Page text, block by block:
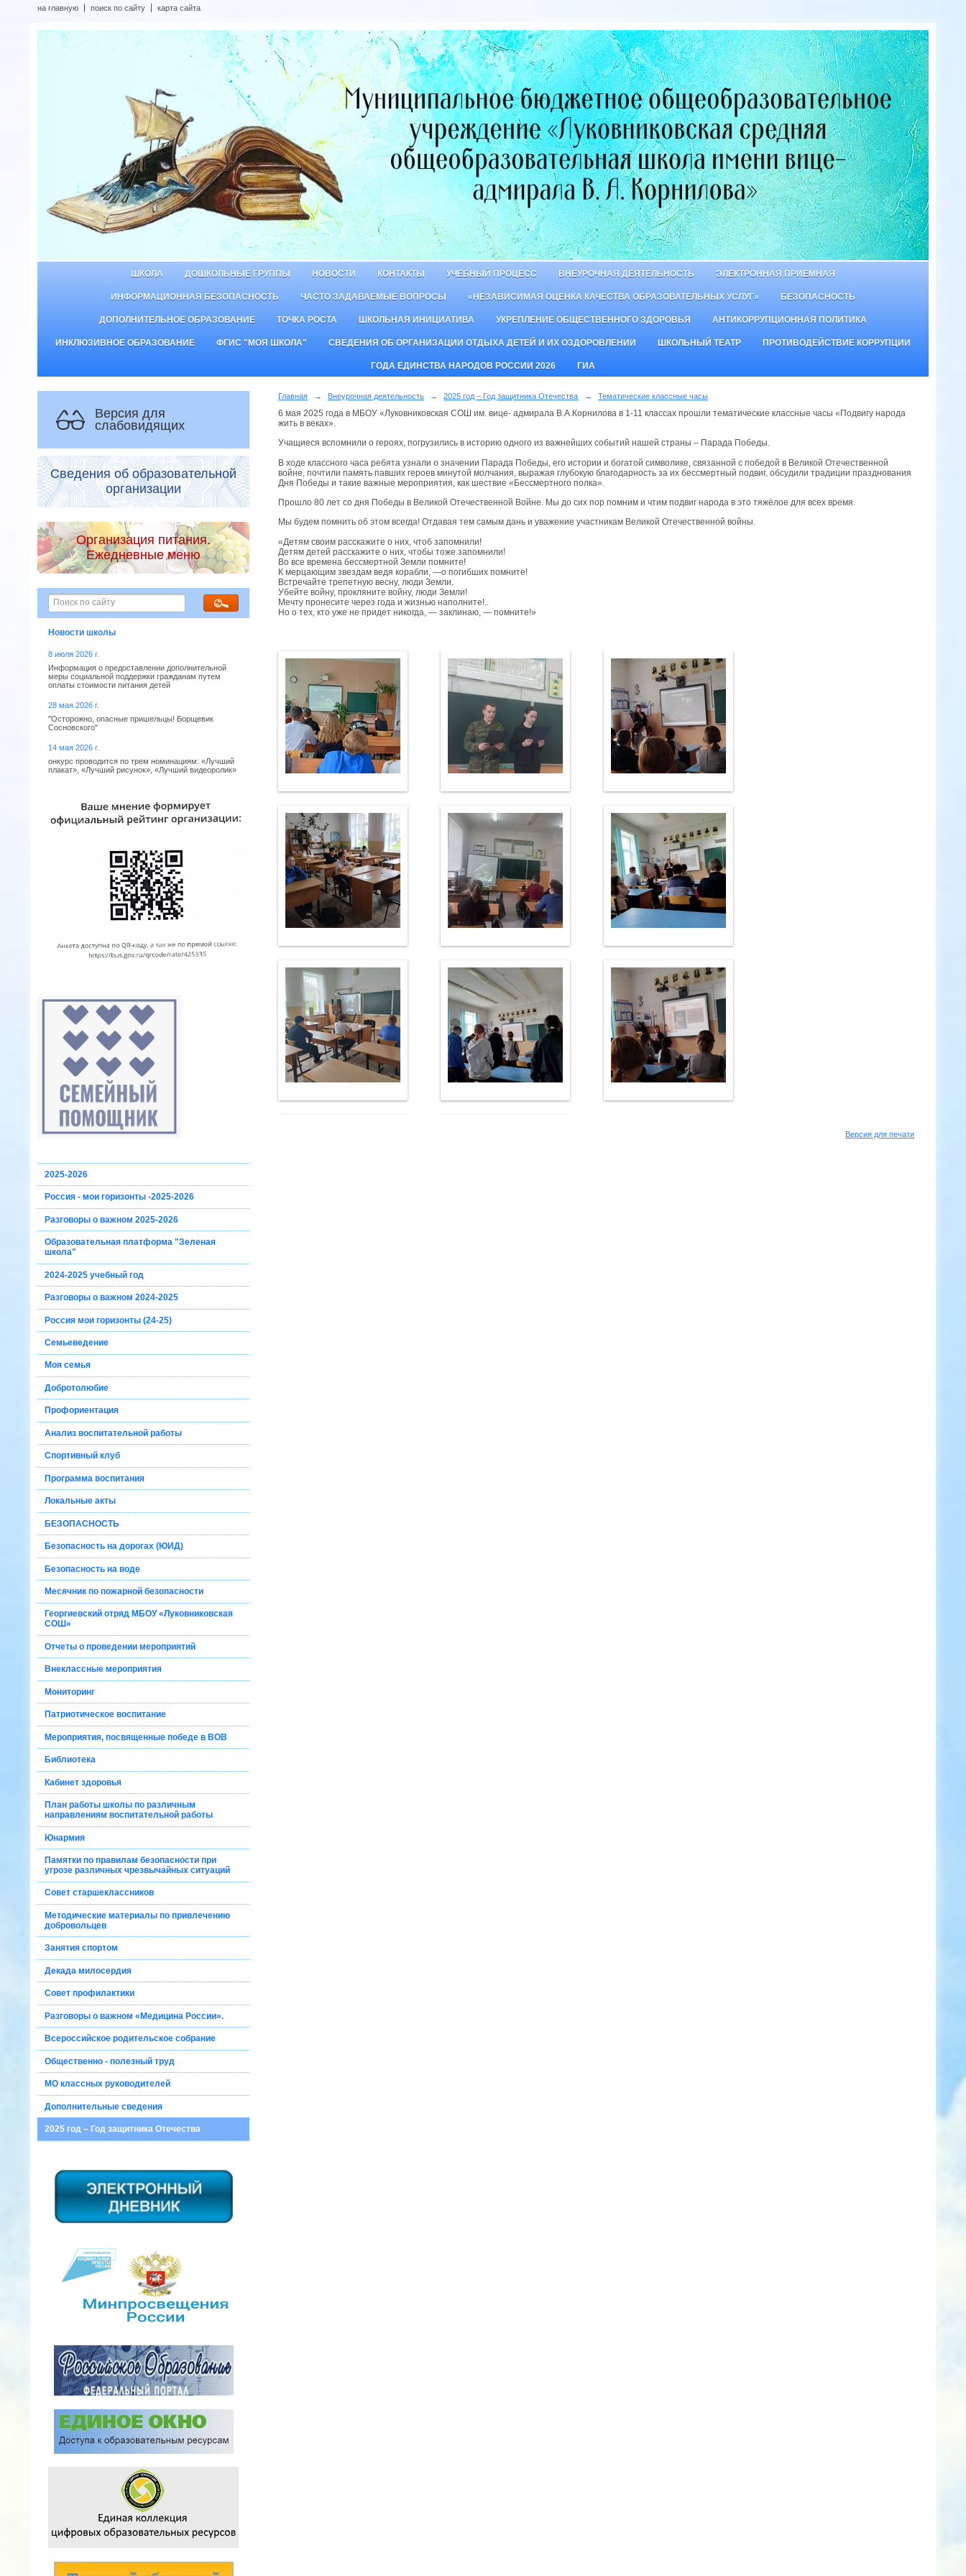
на главную поиск по сайту карта сайта
ШКОЛА ДОШКОЛЬНЫЕ ГРУППЫ НОВОСТИ КОНТАКТЫ УЧЕБНЫЙ ПРОЦЕСС ВНЕУРОЧНАЯ ДЕЯТЕЛЬНОСТЬ ЭЛЕКТРОННАЯ ПРИЕМНАЯ
ИНФОРМАЦИОННАЯ БЕЗОПАСНОСТЬ ЧАСТО ЗАДАВАЕМЫЕ ВОПРОСЫ «НЕЗАВИСИМАЯ ОЦЕНКА КАЧЕСТВА ОБРАЗОВАТЕЛЬНЫХ УСЛУГ» БЕЗОПАСНОСТЬ
ДОПОЛНИТЕЛЬНОЕ ОБРАЗОВАНИЕ ТОЧКА РОСТА ШКОЛЬНАЯ ИНИЦИАТИВА УКРЕПЛЕНИЕ ОБЩЕСТВЕННОГО ЗДОРОВЬЯ АНТИКОРРУПЦИОННАЯ ПОЛИТИКА
ИНКЛЮЗИВНОЕ ОБРАЗОВАНИЕ ФГИС "МОЯ ШКОЛА" СВЕДЕНИЯ ОБ ОРГАНИЗАЦИИ ОТДЫХА ДЕТЕЙ И ИХ ОЗДОРОВЛЕНИИ ШКОЛЬНЫЙ ТЕАТР ПРОТИВОДЕЙСТВИЕ КОРРУПЦИИ
ГОДА ЕДИНСТВА НАРОДОВ РОССИИ 2026 ГИА
Версия для
слабовидящих
Сведения об образовательной
организации
Организация питания.
Ежедневные меню
Новости школы
8 июля 2026 г.
Информация о предоставлении дополнительной
меры социальной поддержки гражданам путем
оплаты стоимости питания детей
28 мая 2026 г.
"Осторожно, опасные пришельцы! Борщевик
Сосновского"
14 мая 2026 г.
онкурс проводится по трем номинациям: «Лучший
плакат», «Лучший рисунок», «Лучший видеоролик»
2025-2026
Россия - мои горизонты -2025-2026
Разговоры о важном 2025-2026
Образовательная платформа "Зеленая
школа"
2024-2025 учебный год
Разговоры о важном 2024-2025
Россия мои горизонты (24-25)
Семьеведение
Моя семья
Добротолюбие
Профориентация
Анализ воспитательной работы
Спортивный клуб
Программа воспитания
Локальные акты
БЕЗОПАСНОСТЬ
Безопасность на дорогах (ЮИД)
Безопасность на воде
Месячник по пожарной безопасности
Георгиевский отряд МБОУ «Луковниковская
СОШ»
Отчеты о проведении мероприятий
Внеклассные мероприятия
Мониторинг
Патриотическое воспитание
Мероприятия, посвященные победе в ВОВ
Библиотека
Кабинет здоровья
План работы школы по различным
направлениям воспитательной работы
Юнармия
Памятки по правилам безопасности при
угрозе различных чрезвычайных ситуаций
Совет старшеклассников
Методические материалы по привлечению
добровольцев
Занятия спортом
Декада милосердия
Совет профилактики
Разговоры о важном «Медицина России».
Всероссийское родительское собрание
Общественно - полезный труд
МО классных руководителей
Дополнительные сведения
2025 год – Год защитника Отечества
Главная → Внеурочная деятельность → 2025 год – Год защитника Отечества → Тематические классные часы
6 мая 2025 года в МБОУ «Луковниковская СОШ им. вице- адмирала В.А.Корнилова в 1-11 классах прошли тематические классные часы «Подвигу народа
жить в веках».
Учащиеся вспомнили о героях, погрузились в историю одного из важнейших событий нашей страны – Парада Победы.
В ходе классного часа ребята узнали о значении Парада Победы, его истории и богатой символике, связанной с победой в Великой Отечественной
войне, почтили память павших героев минутой молчания, выражая глубокую благодарность за их бессмертный подвиг, обсудили традиции празднования
Дня Победы и такие важные мероприятия, как шествие «Бессмертного полка».
Прошло 80 лет со дня Победы в Великой Отечественной Войне. Мы до сих пор помним и чтим подвиг народа в это тяжёлое для всех время.
Мы будем помнить об этом всегда! Отдавая тем самым дань и уважение участникам Великой Отечественной войны.
«Детям своим расскажите о них, чтоб запомнили!
Детям детей расскажите о них, чтобы тоже запомнили!
Во все времена бессмертной Земли помните!
К мерцающим звездам ведя корабли, —о погибших помните!
Встречайте трепетную весну, люди Земли.
Убейте войну, прокляните войну, люди Земли!
Мечту пронесите через года и жизнью наполните!..
Но о тех, кто уже не придет никогда, — заклинаю, — помните!»
Версия для печати